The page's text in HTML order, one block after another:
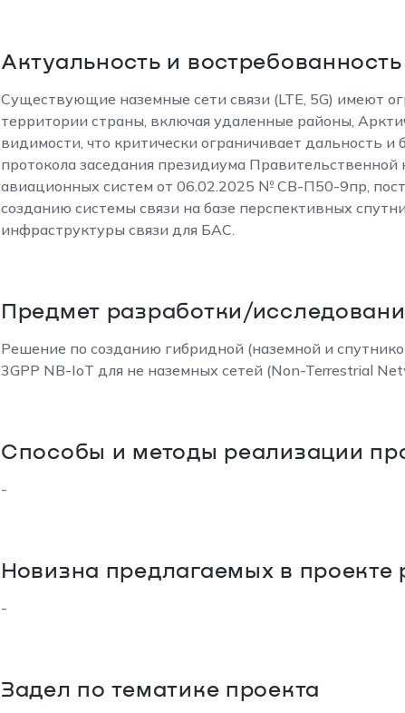
Актуальность и востребованность
Существующие наземные сети связи (LTE, 5G) имеют
территории страны, включая удаленные районы,
видимости, что критически ограничивает дальность
протокола заседания президиума
авиационных систем от 06.02.2025 № СВ-П50-9пр,
созданию системы связи на базе перспективных
инфраструктуры связи для БАС.
Предмет разработки/
Решение по созданию гибридной (наземной и
3GPP NB-IoT для не наземных сетей (Non-Terrestrial
Способы и методы реализации
-
Новизна предлагаемых в проекте
-
Задел по тематике проекта